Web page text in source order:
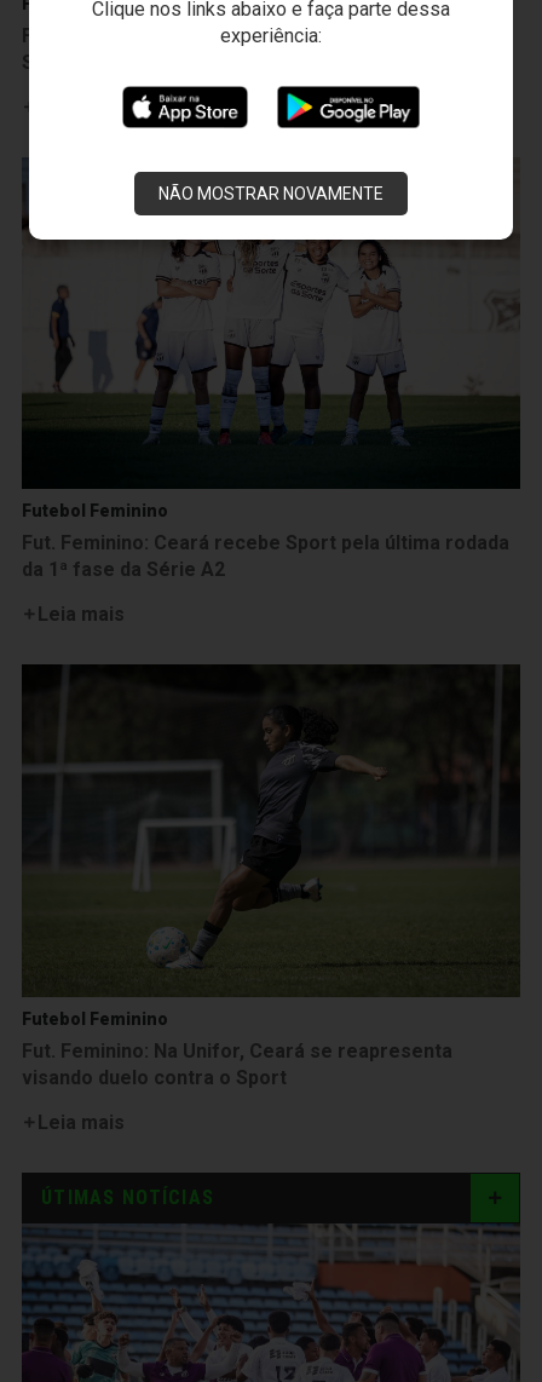
Clique nos links abaixo e faça parte dessa
experiência:
NÃO MOSTRAR NOVAMENTE
Fut. Feminino: No encerramento da primeira fase da
Série A2, Ceará perde para o Sport na Cidade Vozão
Futebol Feminino
Fut. Feminino: Ceará recebe Sport pela última rodada
da 1ª fase da Série A2
Leia mais
Futebol Feminino
Fut. Feminino: Na Unifor, Ceará se reapresenta
visando duelo contra o Sport
Leia mais
ÚTIMAS NOTÍCIAS